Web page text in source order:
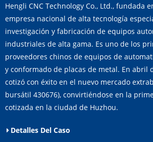
Hengli CNC Technology Co., Ltd., fundada
empresa nacional de alta tecnología
investigación y fabricación de equipos
industriales de alta gama. Es uno de los
proveedores chinos de equipos de
y conformado de placas de metal. En abril
cotizó con éxito en el nuevo mercado
bursátil 430676), convirtiéndose en la
cotizada en la ciudad de Huzhou.
Detalles Del Caso